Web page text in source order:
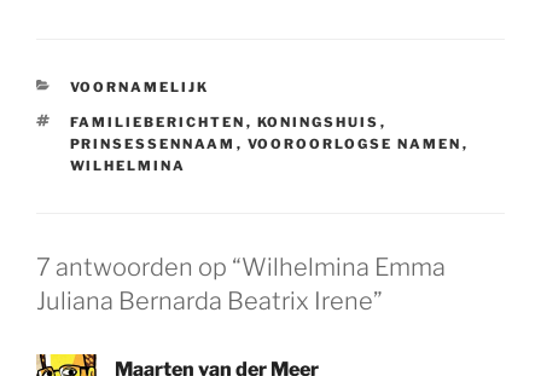
CATEGORIEËN
VOORNAMELIJK
TAGS
FAMILIEBERICHTEN , KONINGSHUIS ,
PRINSESSENNAAM , VOOROORLOGSE NAMEN ,
WILHELMINA
7 antwoorden op “Wilhelmina Emma
Juliana Bernarda Beatrix Irene”
Maarten van der Meer